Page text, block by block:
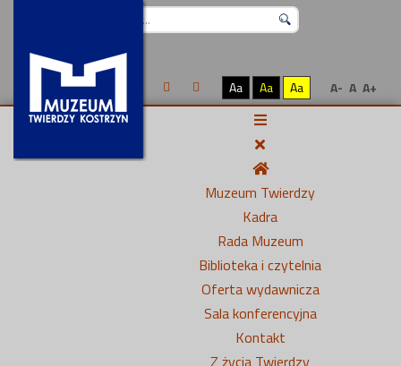
Aa Aa Aa A- A A+
Muzeum Twierdzy
Kadra
Rada Muzeum
Biblioteka i czytelnia
Oferta wydawnicza
Sala konferencyjna
Kontakt
Z życia Twierdzy